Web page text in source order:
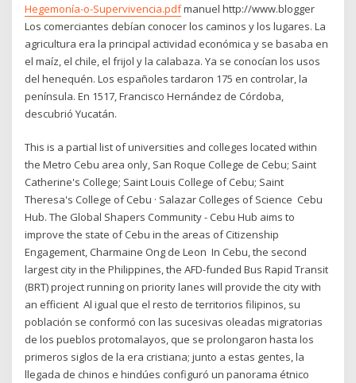
Hegemonía-o-Supervivencia.pdfmanuel http://www.blogger
Los comerciantes debían conocer los caminos y los lugares. La
agricultura era la principal actividad económica y se basaba en
el maíz, el chile, el frijol y la calabaza. Ya se conocían los usos
del henequén. Los españoles tardaron 175 en controlar, la
península. En 1517, Francisco Hernández de Córdoba,
descubrió Yucatán.
This is a partial list of universities and colleges located within
the Metro Cebu area only, San Roque College de Cebu; Saint
Catherine's College; Saint Louis College of Cebu; Saint
Theresa's College of Cebu · Salazar Colleges of Science Cebu
Hub. The Global Shapers Community - Cebu Hub aims to
improve the state of Cebu in the areas of Citizenship
Engagement, Charmaine Ong de Leon In Cebu, the second
largest city in the Philippines, the AFD-funded Bus Rapid Transit
(BRT) project running on priority lanes will provide the city with
an efficient Al igual que el resto de territorios filipinos, su
población se conformó con las sucesivas oleadas migratorias
de los pueblos protomalayos, que se prolongaron hasta los
primeros siglos de la era cristiana; junto a estas gentes, la
llegada de chinos e hindúes configuró un panorama étnico